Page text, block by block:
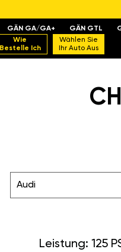
GÄN GA/GA+ GÄN GTL
Wie
Bestelle Ich
Wählen Sie
Ihr Auto Aus
Audi
Leistung: 125